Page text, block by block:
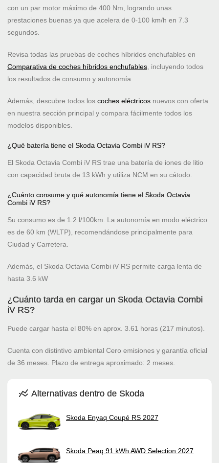
con un par motor máximo de 400 Nm, logrando unas
prestaciones buenas ya que acelera de 0-100 km/h en 7.3
segundos.
Revisa todas las pruebas de coches híbridos enchufables en
Comparativa de coches híbridos enchufables , incluyendo todos
los resultados de consumo y autonomía.
Además, descubre todos los coches eléctricos nuevos con oferta
en nuestra sección principal y compara fácilmente todos los
modelos disponibles.
¿Qué batería tiene el Skoda Octavia Combi iV RS?
El Skoda Octavia Combi iV RS trae una batería de iones de litio
con capacidad bruta de 13 kWh y utiliza NCM en su cátodo.
¿Cuánto consume y qué autonomía tiene el Skoda Octavia
Combi iV RS?
Su consumo es de 1.2 l/100km. La autonomía en modo eléctrico
es de 60 km (WLTP), recomendándose principalmente para
Ciudad y Carretera.
Además, el Skoda Octavia Combi iV RS permite carga lenta de
hasta 3.6 kW
¿Cuánto tarda en cargar un Skoda Octavia Combi
iV RS?
Puede cargar hasta el 80% en aprox. 3.61 horas (217 minutos).
Cuenta con distintivo ambiental Cero emisiones y garantía oficial
de 36 meses. Plazo de entrega aproximado: 2 meses.
Alternativas dentro de Skoda
Skoda Enyaq Coupé RS 2027
Skoda Peaq 91 kWh AWD Selection 2027